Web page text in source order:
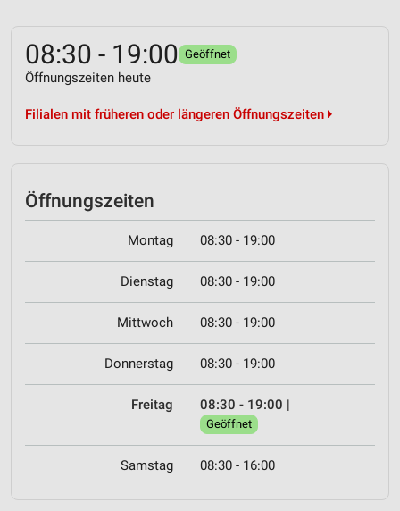
08:30 - 19:00 Geöffnet
Öffnungszeiten heute
Filialen mit früheren oder längeren Öffnungszeiten
Öffnungszeiten
Montag 08:30 - 19:00
Dienstag 08:30 - 19:00
Mittwoch 08:30 - 19:00
Donnerstag 08:30 - 19:00
Freitag 08:30 - 19:00 |
Geöffnet
Samstag 08:30 - 16:00